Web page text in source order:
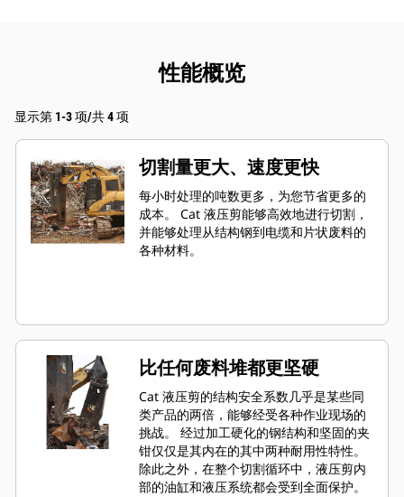
性能概览
显示第 1-3 项/共 4 项
切割量更大、速度更快
每小时处理的吨数更多，为您节省更多的
成本。 Cat 液压剪能够高效地进行切割，
并能够处理从结构钢到电缆和片状废料的
各种材料。
比任何废料堆都更坚硬
Cat 液压剪的结构安全系数几乎是某些同
类产品的两倍，能够经受各种作业现场的
挑战。 经过加工硬化的钢结构和坚固的夹
钳仅仅是其内在的其中两种耐用性特性。
除此之外，在整个切割循环中，液压剪内
部的油缸和液压系统都会受到全面保护。